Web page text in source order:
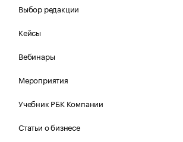
Выбор редакции
Кейсы
Вебинары
Мероприятия
Учебник РБК Компании
Статьи о бизнесе